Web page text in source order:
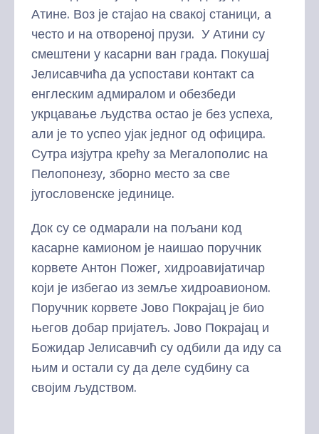
Атине. Воз је стајао на свакој станици, а
често и на отвореној прузи. У Атини су
смештени у касарни ван града. Покушај
Јелисавчића да успостави контакт са
енглеским адмиралом и обезбеди
укрцавање људства остао је без успеха,
али је то успео ујак једног од официра.
Сутра изјутра крећу за Мегалополис на
Пелопонезу, зборно место за све
југословенске јединице.
Док су се одмарали на пољани код
касарне камионом је наишао поручник
корвете Антон Пожег, хидроавијатичар
који је избегао из земље хидроавионом.
Поручник корвете Јово Покрајац је био
његов добар пријатељ. Јово Покрајац и
Божидар Јелисавчић су одбили да иду са
њим и остали су да деле судбину са
својим људством.